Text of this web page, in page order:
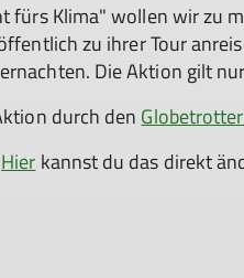
fürs Klima" wollen wir zu
zu ihrer Tour
Die Aktion gilt
durch den
Hier kannst du das direkt